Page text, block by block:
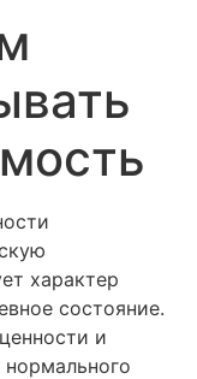
характер
состояние.
и